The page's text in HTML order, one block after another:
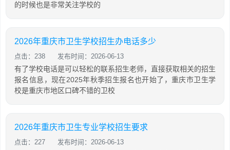
的时候也是非常关注学校的
2026年重庆市卫生学校招生办电话多少
点击：238 发布时间：2026-06-13
有了学校电话是可以轻松的联系招生老师，直接获取相关的招生
报名信息，现在2025年秋季招生报名也开始了，重庆市卫生学
校是重庆市地区口碑不错的卫校
2026年重庆市卫生专业学校招生要求
点击：227 发布时间：2026-06-13